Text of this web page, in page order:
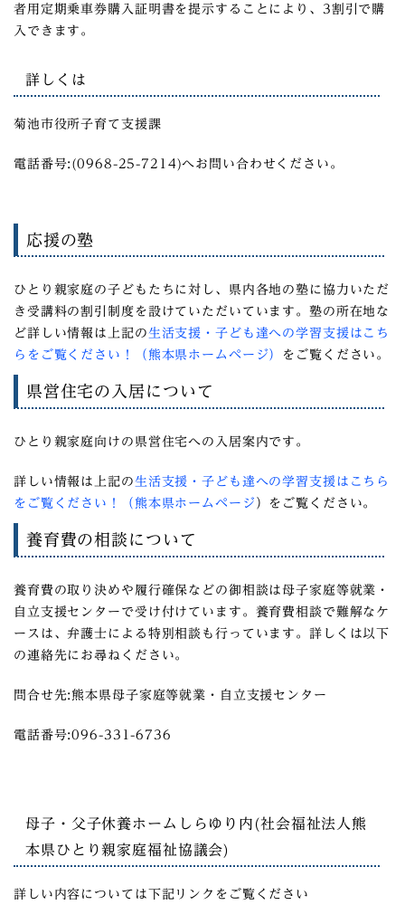
者用定期乗車券購入証明書を提示することにより、3割引で購
入できます。
詳しくは
菊池市役所子育て支援課
電話番号:(0968-25-7214)へお問い合わせください。
応援の塾
ひとり親家庭の子どもたちに対し、県内各地の塾に協力いただ
き受講料の割引制度を設けていただいています。塾の所在地な
ど詳しい情報は上記の生活支援・子ども達への学習支援はこち
らをご覧ください！（熊本県ホームページ）
をご覧ください。
県営住宅の入居について
ひとり親家庭向けの県営住宅への入居案内です。
詳しい情報は上記の生活支援・子ども達への学習支援はこちら
をご覧ください！（熊本県ホームページ ） をご覧ください。
養育費の相談について
養育費の取り決めや履行確保などの御相談は母子家庭等就業・
自立支援センターで受け付けています。養育費相談で難解なケ
ースは、弁護士による特別相談も行っています。詳しくは以下
の連絡先にお尋ねください。
問合せ先:熊本県母子家庭等就業・自立支援センター
電話番号:096-331-6736
母子・父子休養ホームしらゆり内(社会福祉法人熊
本県ひとり親家庭福祉協議会)
詳しい内容については下記リンクをご覧ください